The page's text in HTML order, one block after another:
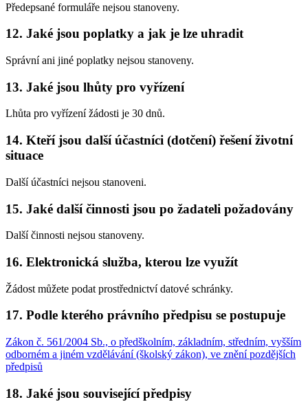
Předepsané formuláře nejsou stanoveny.
12. Jaké jsou poplatky a jak je lze uhradit
Správní ani jiné poplatky nejsou stanoveny.
13. Jaké jsou lhůty pro vyřízení
Lhůta pro vyřízení žádosti je 30 dnů.
14. Kteří jsou další účastníci (dotčení) řešení životní
situace
Další účastníci nejsou stanoveni.
15. Jaké další činnosti jsou po žadateli požadovány
Další činnosti nejsou stanoveny.
16. Elektronická služba, kterou lze využít
Žádost můžete podat prostřednictví datové schránky.
17. Podle kterého právního předpisu se postupuje
Zákon č. 561/2004 Sb., o předškolním, základním, středním, vyšším
odborném a jiném vzdělávání (školský zákon), ve znění pozdějších
předpisů
18. Jaké jsou související předpisy